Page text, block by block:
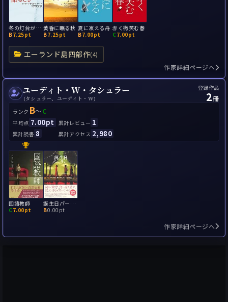
エーランド島四部作(4)
冬の灯台が語るとき
B7.25pt
黄昏に眠る秋
B7.25pt
夏に凍える舟
B7.00pt
赤く微笑む春
C7.00pt
作家詳細ページへ
ユーディト・W・タシュラー
(タシュラー、ユーディト・W)
登録作品
2冊
ランク B～C
平均点 7.00pt 累計レビュー 1
累計読書 8 累計アクセス 2,980
国語教師
C7.00pt
誕生日パーティー
B0.00pt
作家詳細ページへ